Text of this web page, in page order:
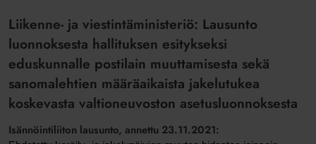
Liikenne- ja viestintäministeriö: Lausunto
luonnoksesta hallituksen esitykseksi
eduskunnalle postilain muuttamisesta sekä
sanomalehtien määräaikaista jakelutukea
koskevasta valtioneuvoston asetusluonnoksesta
Isännöintiliiton lausunto, annettu 23.11.2021: